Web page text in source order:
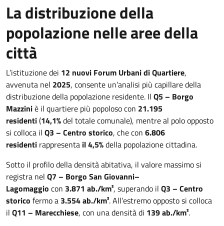
La distribuzione della
popolazione nelle aree della
città
L’istituzione dei 12 nuovi Forum Urbani di Quartiere,
avvenuta nel 2025, consente un’analisi più capillare della
distribuzione della popolazione residente. Il Q5 – Borgo
Mazziniè il quartiere più popoloso con 21.195
residenti(14,1%del totale comunale), mentre al polo opposto
si colloca il Q3 – Centro storico, che con 6.806
residenti rappresenta il 4,5%della popolazione cittadina.
Sotto il profilo della densità abitativa, il valore massimo si
registra nel Q7 – Borgo San Giovanni–
Lagomaggio con 3.871 ab./km², superando il Q3 – Centro
storico fermo a 3.554 ab./km². All’estremo opposto si colloca
il Q11 – Marecchiese, con una densità di 139 ab./km².